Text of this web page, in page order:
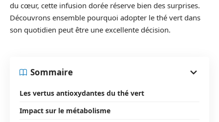
du cœur, cette infusion dorée réserve bien des surprises.
Découvrons ensemble pourquoi adopter le thé vert dans
son quotidien peut être une excellente décision.
Sommaire
Les vertus antioxydantes du thé vert
Impact sur le métabolisme